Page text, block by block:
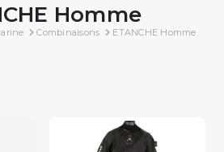
Homme
Combinaisons ETANCHE Homme